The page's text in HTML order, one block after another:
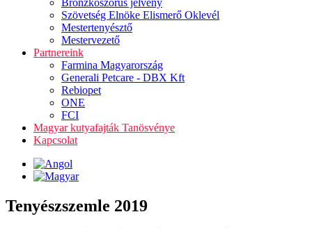
Bronzkoszorús jelvény
Szövetség Elnöke Elismerő Oklevél
Mestertenyésztő
Mestervezető
Partnereink
Farmina Magyarország
Generali Petcare - DBX Kft
Rebiopet
ONE
FCI
Magyar kutyafajták Tanösvénye
Kapcsolat
Tenyészszemle 2019